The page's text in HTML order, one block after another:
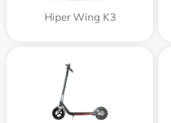
Hiper Wing K3